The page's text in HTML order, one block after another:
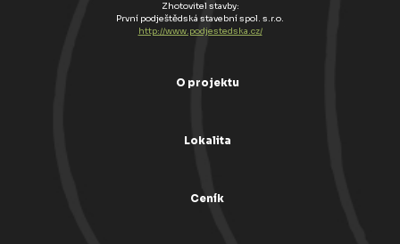
Zhotovitel stavby:
První podještědská stavební spol. s.r.o.
http://www.podjestedska.cz/
O projektu
Lokalita
Ceník